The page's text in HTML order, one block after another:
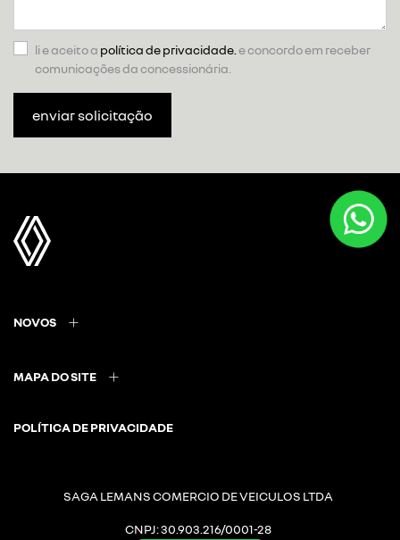
li e aceito a política de privacidade. e concordo em receber
comunicações da concessionária.
enviar solicitação
NOVOS
MAPA DO SITE
POLÍTICA DE PRIVACIDADE
SAGA LEMANS COMERCIO DE VEICULOS LTDA
CNPJ: 30.903.216/0001-28